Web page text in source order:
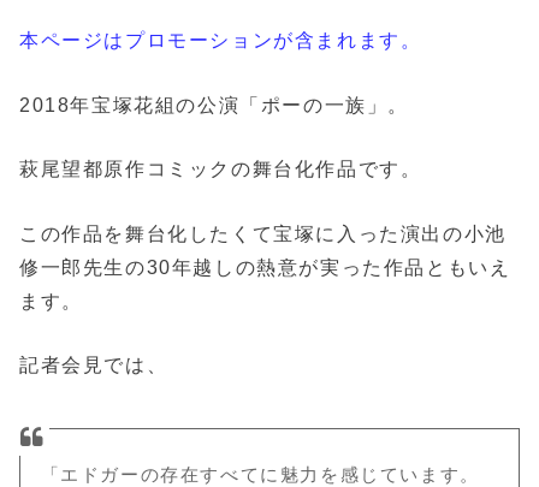
本ページはプロモーションが含まれます。
2018年宝塚花組の公演「ポーの一族」。
萩尾望都原作コミックの舞台化作品です。
この作品を舞台化したくて宝塚に入った演出の小池
修一郎先生の30年越しの熱意が実った作品ともいえ
ます。
記者会見では、
「エドガーの存在すべてに魅力を感じています。